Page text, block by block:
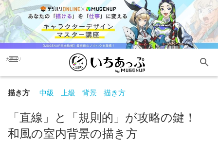
menu
カテゴリ search
描き方 中級 上級 背景 描き方
「直線」と「規則的」が攻略の鍵！
和風の室内背景の描き方